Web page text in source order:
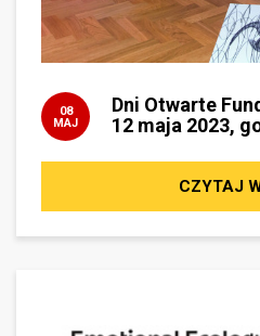
Dni Otwarte
12 maja 2023,
08
MAJ
CZYTAJ